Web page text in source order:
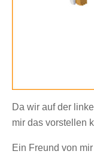
Da wir auf der
mir das vorstellen
Ein Freund von